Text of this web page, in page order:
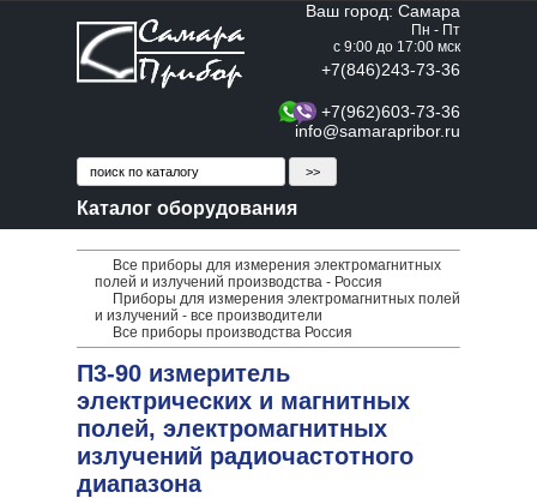
Ваш город: Самара
Пн - Пт
с 9:00 до 17:00 мск
+7(846)243-73-36
+7(962)603-73-36
info@samarapribor.ru
Каталог оборудования
Все приборы для измерения электромагнитных
полей и излучений производства - Россия
Приборы для измерения электромагнитных полей
и излучений - все производители
Все приборы производства Россия
П3-90 измеритель
электрических и магнитных
полей, электромагнитных
излучений радиочастотного
диапазона